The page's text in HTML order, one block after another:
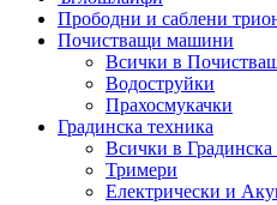
Прободни и саблени
Почистващи машини
Всички в
Водоструйки
Прахосмукачки
Градинска техника
Всички в Градинска
Тримери
Електрически и